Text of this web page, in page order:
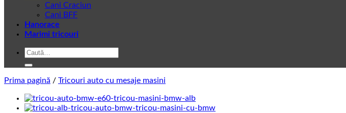
Cani Craciun
Cani BFF
Hanorace
Marimi tricouri
Caută
Prima pagină / Tricouri auto cu mesaje masini